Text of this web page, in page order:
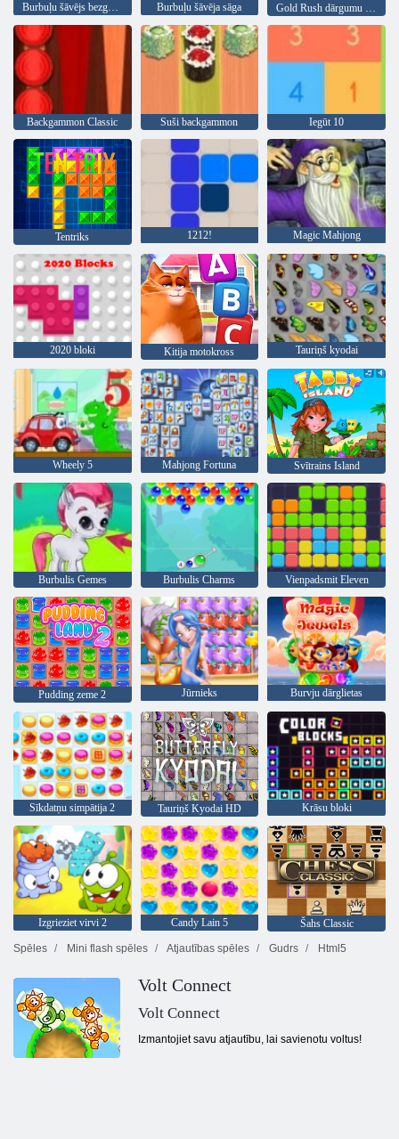
Burbuļu šāvējs bezgalīgs Burbuļu šāvēja sāga Gold Rush dārgumu medības
Backgammon Classic Suši backgammon Iegūt 10
Tentriks 1212! Magic Mahjong
2020 bloki Kitija motokross Tauriņš kyodai
Wheely 5 Mahjong Fortuna Svītrains Island
Burbulis Gemes Burbulis Charms Vienpadsmit Eleven
Pudding zeme 2 Jūrnieks Burvju dārglietas
Sīkdatņu simpātija 2 Tauriņš Kyodai HD Krāsu bloki
Izgrieziet virvi 2 Candy Lain 5
Šahs Classic
Spēles
Mini flash spēles Atjautības spēles Gudrs Html5
Volt Connect
Volt Connect
Izmantojiet savu atjautību, lai savienotu voltus!